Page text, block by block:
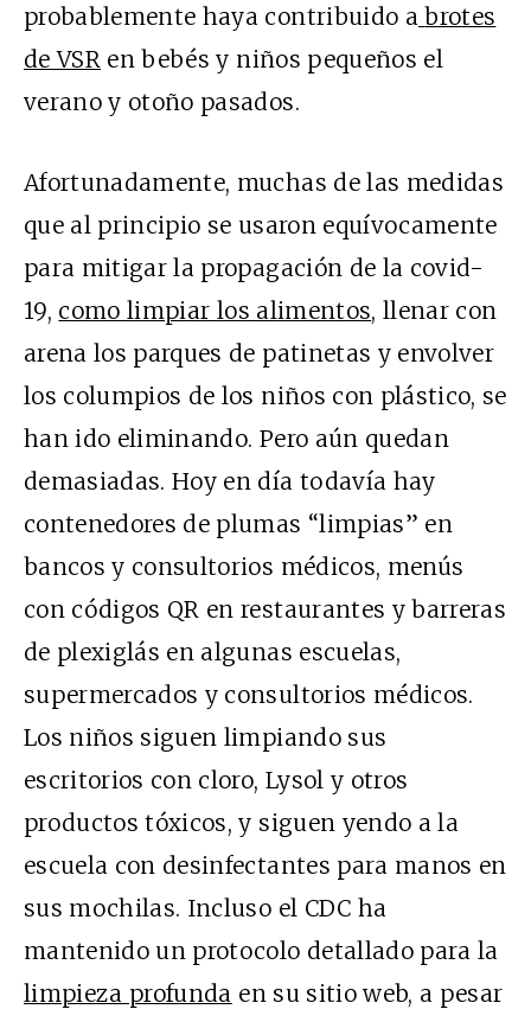
probablemente haya contribuido a brotes
de VSR en bebés y niños pequeños el
verano y otoño pasados.
Afortunadamente, muchas de las medidas
que al principio se usaron equívocamente
para mitigar la propagación de la covid-
19, como limpiar los alimentos, llenar con
arena los parques de patinetas y envolver
los columpios de los niños con plástico, se
han ido eliminando. Pero aún quedan
demasiadas. Hoy en día todavía hay
contenedores de plumas “limpias” en
bancos y consultorios médicos, menús
con códigos QR en restaurantes y barreras
de plexiglás en algunas escuelas,
supermercados y consultorios médicos.
Los niños siguen limpiando sus
escritorios con cloro, Lysol y otros
productos tóxicos, y siguen yendo a la
escuela con desinfectantes para manos en
sus mochilas. Incluso el CDC ha
mantenido un protocolo detallado para la
limpieza profunda en su sitio web, a pesar